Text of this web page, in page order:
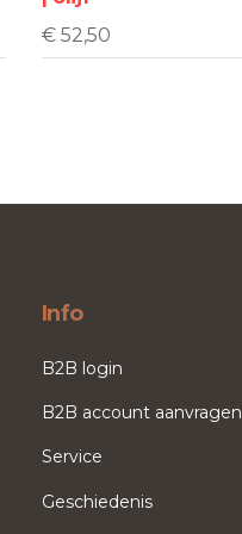
op
€52,50
Info
B2B login
B2B account aanvragen
Service
Geschiedenis